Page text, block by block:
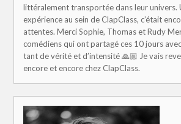
littéralement transportée dans leur univers.
expérience au sein de ClapClass, c’était
attentes. Merci Sophie, Thomas et Rudy
comédiens qui ont partagé ces 10 jours
tant de vérité et d’intensité 🙏🏼 Je vais
encore et encore chez ClapClass.